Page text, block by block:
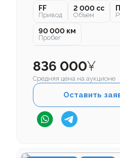
FF
Привод
2 000 cc
Объем
90 000 км
Пробег
836 000¥
Средняя цена на аукционе
Оставить